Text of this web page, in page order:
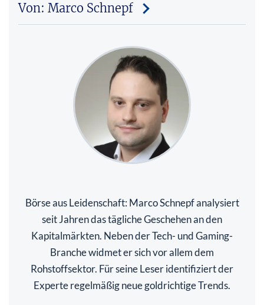
Von: Marco Schnepf
Börse aus Leidenschaft: Marco Schnepf analysiert
seit Jahren das tägliche Geschehen an den
Kapitalmärkten. Neben der Tech- und Gaming-
Branche widmet er sich vor allem dem
Rohstoffsektor. Für seine Leser identifiziert der
Experte regelmäßig neue goldrichtige Trends.